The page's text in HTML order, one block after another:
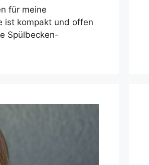
für meine
ist kompakt und offen
Spülbecken-